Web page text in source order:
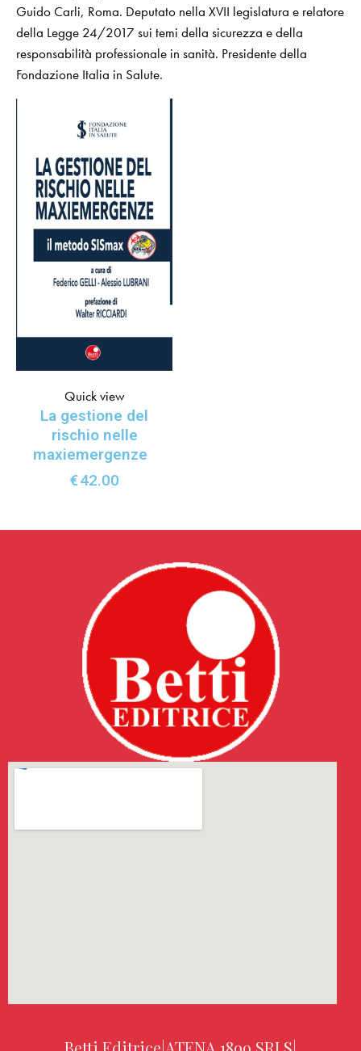
Guido Carli, Roma. Deputato nella XVII legislatura e relatore
della Legge 24/2017 sui temi della sicurezza e della
responsabilità professionale in sanità. Presidente della
Fondazione Italia in Salute.
La gestione del
rischio nelle
maxiemergenze
€42.00
Quick view